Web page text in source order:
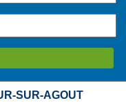
SUR-AGOUT